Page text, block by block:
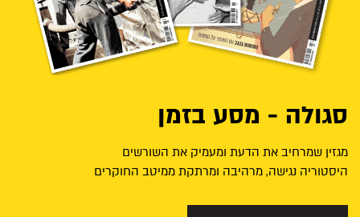
סגולה - מסע בזמן
מגזין שמרחיב את הדעת ומעמיק את השורשים
היסטוריה נגישה, מרהיבה ומרתקת ממיטב החוקרים